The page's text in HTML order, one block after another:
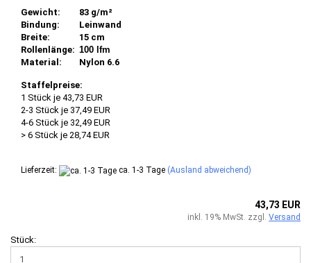
Gewicht:
83 g/m²
Bindung:
Leinwand
Breite:
15 cm
Rollenlänge: 100 lfm
Material:
Nylon 6.6
Staffelpreise:
1 Stück je 43,73 EUR
2-3 Stück je 37,49 EUR
4-6 Stück je 32,49 EUR
> 6 Stück je 28,74 EUR
Lieferzeit: ca. 1-3 Tage (Ausland abweichend)
43,73 EUR
inkl. 19% MwSt. zzgl. Versand
Stück: